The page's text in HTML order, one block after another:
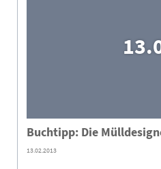
Buchtipp: Die
13.02.2013